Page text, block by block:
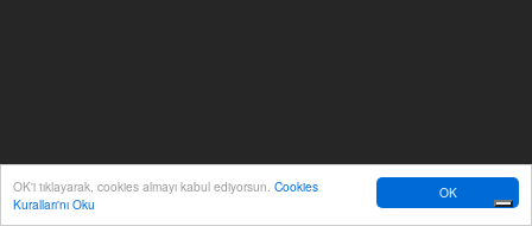
OK
OK'i tıklayarak, cookies almayı kabul ediyorsun. Cookies
Kuralları'nı Oku